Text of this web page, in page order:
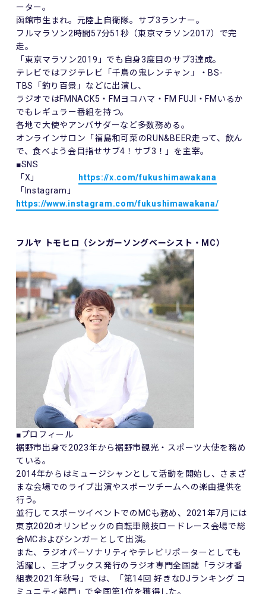
ーター。
函館市生まれ。元陸上自衛隊。サブ3ランナー。
フルマラソン2時間57分51秒（東京マラソン2017）で完
走。
「東京マラソン2019」でも自身3度目のサブ3達成。
テレビではフジテレビ「千鳥の鬼レンチャン」・BS-
TBS「釣り百景」などに出演し、
ラジオではFMNACK5・FMヨコハマ・FM FUJI・FMいるか
でもレギュラー番組を持つ。
各地で大使やアンバサダーなど多数務める。
オンラインサロン「福島和可菜のRUN&BEER走って、飲ん
で、食べよう会目指せサブ4！サブ3！」を主宰。
■SNS
「X」
https://x.com/fukushimawakana
「Instagram」
https://www.instagram.com/fukushimawakana/
フルヤ トモヒロ（シンガーソングベーシスト・MC）
■プロフィール
裾野市出身で2023年から裾野市観光・スポーツ大使を務め
ている。
2014年からはミュージシャンとして活動を開始し、さまざ
まな会場でのライブ出演やスポーツチームへの楽曲提供を
行う。
並行してスポーツイベントでのMCも務め、2021年7月には
東京2020オリンピックの自転車競技ロードレース会場で総
合MCおよびシンガーとして出演。
また、ラジオパーソナリティやテレビリポーターとしても
活躍し、三才ブックス発行のラジオ専門全国誌「ラジオ番
組表2021年秋号」では、「第14回 好きなDJランキング コ
ミュニティ部門」で全国第1位を獲得した。